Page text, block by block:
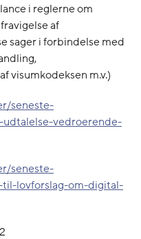
i reglerne om
af
sager i forbindelse med
visumkodeksen m.v.)
seneste-
vedroerende-
seneste-
lovforslag-om-digital-